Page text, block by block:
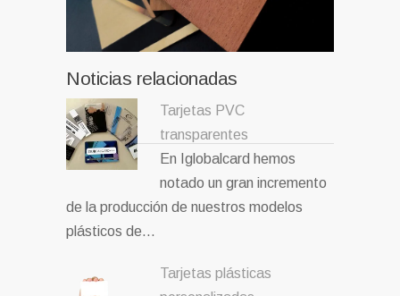
Noticias relacionadas
Tarjetas PVC
transparentes
En Iglobalcard hemos
notado un gran incremento
de la producción de nuestros modelos
plásticos de…
Tarjetas plásticas